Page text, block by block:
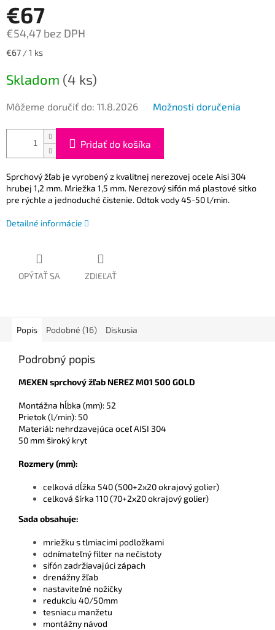
€67
€54,47 bez DPH
Jednotková
€67 / 1 ks
Skladom (4 ks)
Môžeme doručiť do: 11.8.2026 Možnosti doručenia
Pridať do košíka
Sprchový žľab je vyrobený z kvalitnej nerezovej ocele Aisi 304
hrubej 1,2 mm. Mriežka 1,5 mm. Nerezový sifón má plastové sitko
pre rýchle a jednoduché čistenie. Odtok vody 45-50 l/min.
Detailné informácie
OPÝTAŤ SA ZDIEĽAŤ
Popis Podobné (16) Diskusia
Podrobný popis
MEXEN sprchový žľab NEREZ M01 500 GOLD
Montážna hĺbka (mm): 52
Prietok (l/min): 50
Materiál: nehrdzavejúca oceľ AISI 304
50 mm široký kryt
Rozmery (mm):
celková dĺžka 540 (500+2x20 okrajový golier)
celková šírka 110 (70+2x20 okrajový golier)
Sada obsahuje:
mriežku s tlmiacimi podložkami
odnímateľný filter na nečistoty
sifón zadržiavajúci zápach
drenážny žľab
nastaviteľné nožičky
redukciu 40/50mm
tesniacu manžetu
montážny návod